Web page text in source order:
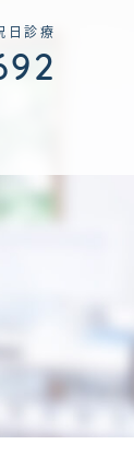
日診療